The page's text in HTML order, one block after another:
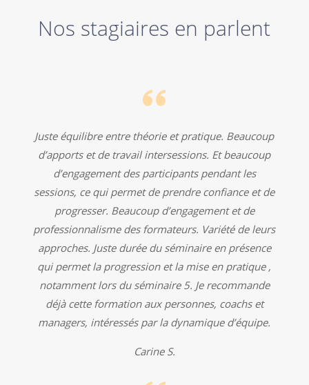
Nos stagiaires en parlent
Juste équilibre entre théorie et pratique. Beaucoup
d’apports et de travail intersessions. Et beaucoup
d’engagement des participants pendant les
sessions, ce qui permet de prendre confiance et de
progresser. Beaucoup d’engagement et de
professionnalisme des formateurs. Variété de leurs
approches. Juste durée du séminaire en présence
qui permet la progression et la mise en pratique ,
notamment lors du séminaire 5. Je recommande
déjà cette formation aux personnes, coachs et
managers, intéressés par la dynamique d’équipe.
Carine S.